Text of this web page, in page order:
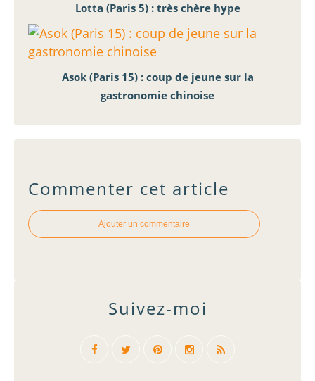
Lotta (Paris 5) : très chère hype
Asok (Paris 15) : coup de jeune sur la
gastronomie chinoise
Commenter cet article
Ajouter un commentaire
Suivez-moi